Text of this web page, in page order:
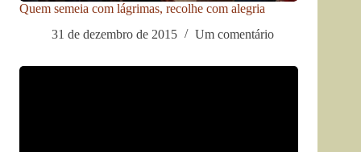
Quem semeia com lágrimas, recolhe com alegria
31 de dezembro de 2015
Um comentário